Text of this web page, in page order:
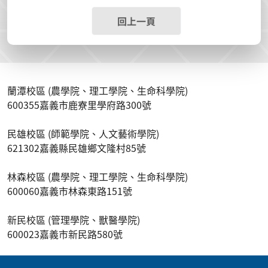
回上一頁
蘭潭校區 (農學院、理工學院、生命科學院)
600355嘉義市鹿寮里學府路300號
民雄校區 (師範學院、人文藝術學院)
621302嘉義縣民雄鄉文隆村85號
林森校區 (農學院、理工學院、生命科學院)
600060嘉義市林森東路151號
新民校區 (管理學院、獸醫學院)
600023嘉義市新民路580號